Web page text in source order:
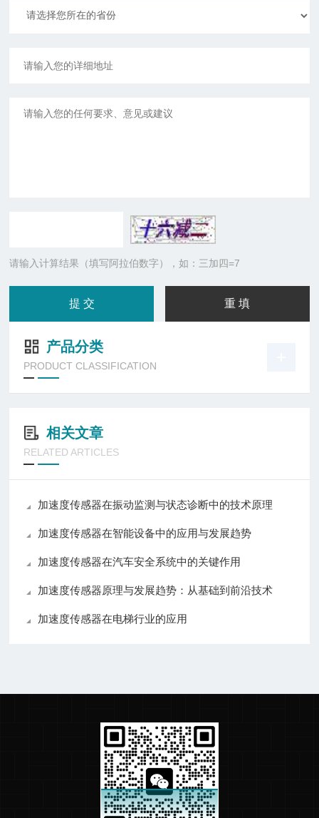
请输入计算结果（填写阿拉伯数字），如：三加四=7
产品分类
PRODUCT CLASSIFICATION
相关文章
RELATED ARTICLES
加速度传感器在振动监测与状态诊断中的技术原理
加速度传感器在智能设备中的应用与发展趋势
加速度传感器在汽车安全系统中的关键作用
加速度传感器原理与发展趋势：从基础到前沿技术
加速度传感器在电梯行业的应用